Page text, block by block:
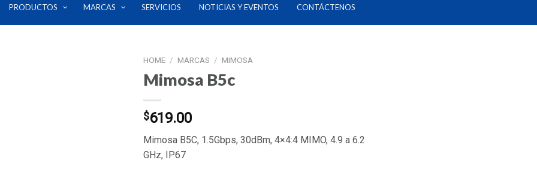
PRODUCTOS MARCAS SERVICIOS NOTICIAS Y EVENTOS CONTÁCTENOS
HOME / MARCAS / MIMOSA
Mimosa B5c
$619.00
Mimosa B5C, 1.5Gbps, 30dBm, 4×4:4 MIMO, 4.9 a 6.2
GHz, IP67